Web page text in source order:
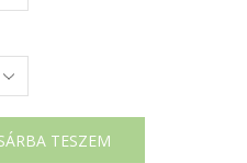
TESZEM